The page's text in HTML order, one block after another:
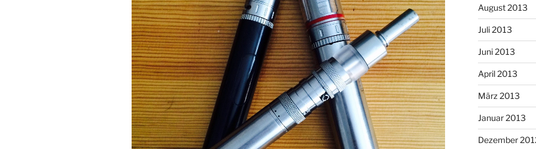
August 2013
Juli 2013
Juni 2013
April 2013
März 2013
Januar 2013
Dezember